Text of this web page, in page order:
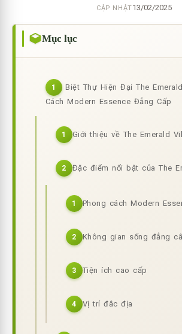
CẬP NHẬT13/02/2025
Mục lục
1
Biệt Thự Hiện Đại The
Cách Modern Essence Đẳng Cấp
1 Giới thiệu về The Emerald
2 Đặc điểm nổi bật của The
1 Phong cách Modern
2 Không gian sống đẳng
3 Tiện ích cao cấp
4 Vị trí đắc địa